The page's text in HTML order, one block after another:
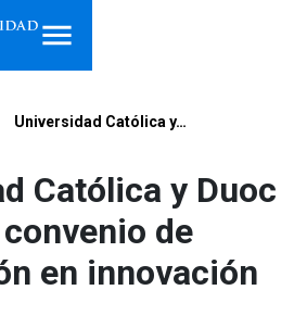
e
Universidad Católica y…
Católica y Duoc
de
en innovación